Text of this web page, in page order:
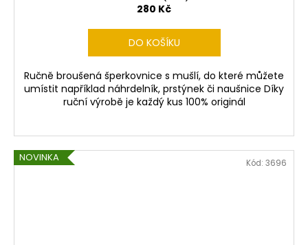
280 Kč
DO KOŠÍKU
Ručně broušená šperkovnice s mušlí, do které můžete
umístit například náhrdelník, prstýnek či naušnice Díky
ruční výrobě je každý kus 100% originál
NOVINKA Kód: 3696